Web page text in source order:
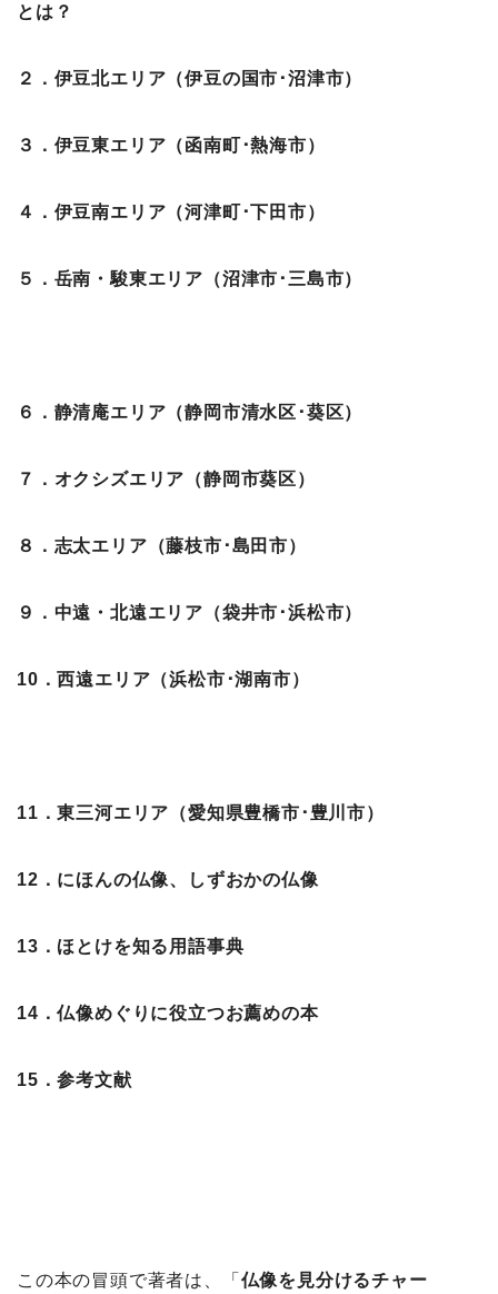
とは？
２．伊豆北エリア（伊豆の国市･沼津市）
３．伊豆東エリア（函南町･熱海市）
４．伊豆南エリア（河津町･下田市）
５．岳南・駿東エリア（沼津市･三島市）
６．静清庵エリア（静岡市清水区･葵区）
７．オクシズエリア（静岡市葵区）
８．志太エリア（藤枝市･島田市）
９．中遠・北遠エリア（袋井市･浜松市）
10．西遠エリア（浜松市･湖南市）
11．東三河エリア（愛知県豊橋市･豊川市）
12．にほんの仏像、しずおかの仏像
13．ほとけを知る用語事典
14．仏像めぐりに役立つお薦めの本
15．参考文献
この本の冒頭で著者は、「 仏像を見分けるチャー